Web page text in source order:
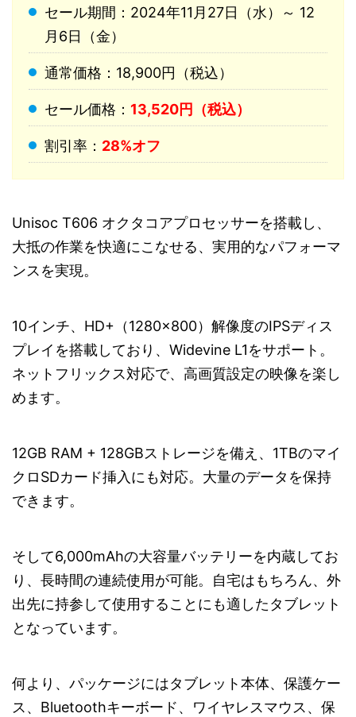
セール期間：2024年11月27日（水）～ 12
月6日（金）
通常価格：18,900円（税込）
セール価格： 13,520円（税込）
割引率： 28%オフ
Unisoc T606 オクタコアプロセッサーを搭載し、
大抵の作業を快適にこなせる、実用的なパフォーマ
ンスを実現。
10インチ、HD+（1280×800）解像度のIPSディス
プレイを搭載しており、Widevine L1をサポート。
ネットフリックス対応で、高画質設定の映像を楽し
めます。
12GB RAM + 128GBストレージを備え、1TBのマイ
クロSDカード挿入にも対応。大量のデータを保持
できます。
そして6,000mAhの大容量バッテリーを内蔵してお
り、長時間の連続使用が可能。自宅はもちろん、外
出先に持参して使用することにも適したタブレット
となっています。
何より、パッケージにはタブレット本体、保護ケー
ス、Bluetoothキーボード、ワイヤレスマウス、保